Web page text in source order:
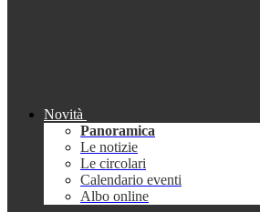
Novità
Panoramica
Le notizie
Le circolari
Calendario eventi
Albo online